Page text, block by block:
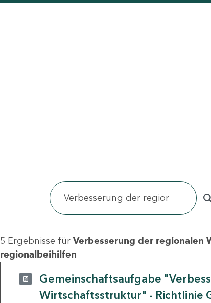
5 Ergebnisse für Verbesserung der regionalen
regionalbeihilfen
Gemeinschaftsaufgabe
Wirtschaftsstruktur" - Richtlinie